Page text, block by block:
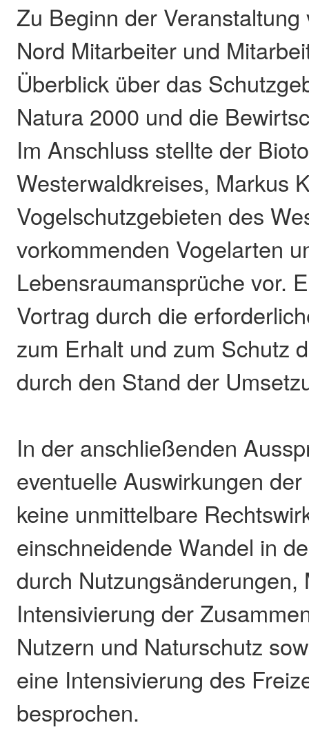
Zu Beginn der
Nord Mitarbeiter und
Überblick über das
Natura 2000 und die
Im Anschluss stellte der
Westerwaldkreises, Markus
Vogelschutzgebieten des
vorkommenden Vogelarten
Lebensraumansprüche vor.
Vortrag durch die
zum Erhalt und zum Schutz
durch den Stand der
In der anschließenden
eventuelle Auswirkungen
keine unmittelbare
einschneidende Wandel in
durch Nutzungsänderungen,
Intensivierung der
Nutzern und Naturschutz
eine Intensivierung des
besprochen.